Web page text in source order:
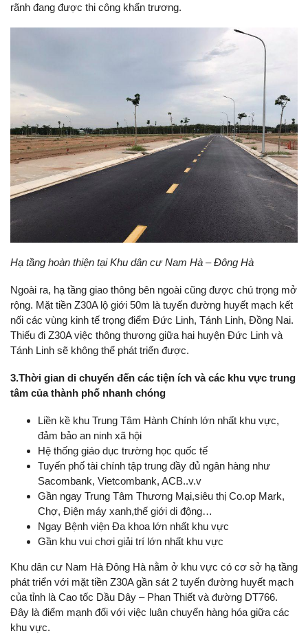
rãnh đang được thi công khẩn trương.
Hạ tầng hoàn thiện tại Khu dân cư Nam Hà – Đông Hà
Ngoài ra, hạ tầng giao thông bên ngoài cũng được chú trọng mở
rộng. Mặt tiền Z30A lộ giới 50m là tuyến đường huyết mạch kết
nối các vùng kinh tế trọng điểm Đức Linh, Tánh Linh, Đồng Nai.
Thiếu đi Z30A việc thông thương giữa hai huyện Đức Linh và
Tánh Linh sẽ không thể phát triển được.
3.Thời gian di chuyển đến các tiện ích và các khu vực trung
tâm của thành phố nhanh chóng
Liền kề khu Trung Tâm Hành Chính lớn nhất khu vực,
đảm bảo an ninh xã hội
Hệ thống giáo dục trường học quốc tế
Tuyến phố tài chính tập trung đầy đủ ngân hàng như
Sacombank, Vietcombank, ACB..v.v
Gần ngay Trung Tâm Thương Mại,siêu thị Co.op Mark,
Chợ, Điện máy xanh,thế giới di động…
Ngay Bệnh viện Đa khoa lớn nhất khu vực
Gần khu vui chơi giải trí lớn nhất khu vực
Khu dân cư Nam Hà Đông Hà nằm ở khu vực có cơ sở hạ tầng
phát triển với mặt tiền Z30A gần sát 2 tuyến đường huyết mạch
của tỉnh là Cao tốc Dầu Dây – Phan Thiết và đường DT766.
Đây là điểm mạnh đối với việc luân chuyển hàng hóa giữa các
khu vực.